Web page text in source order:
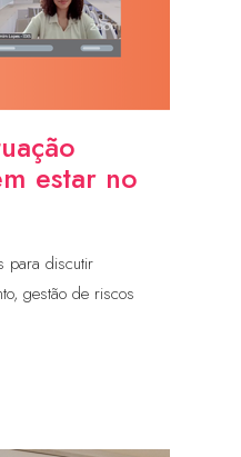
estar no
para discutir
gestão de riscos